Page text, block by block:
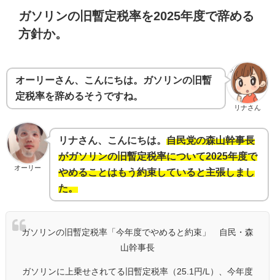
ガソリンの旧暫定税率を2025年度で辞める
方針か。
リナさん
オーリーさん、こんにちは。ガソリンの旧暫
定税率を辞めるそうですね。
オーリー
リナさん、こんにちは。 自民党の森山幹事長
がガソリンの旧暫定税率について2025年度で
やめることはもう約束していると主張しまし
た。
ガソリンの旧暫定税率「今年度でやめると約束」 自民・森
山幹事長
ガソリンに上乗せされてる旧暫定税率（25.1円/L）、今年度